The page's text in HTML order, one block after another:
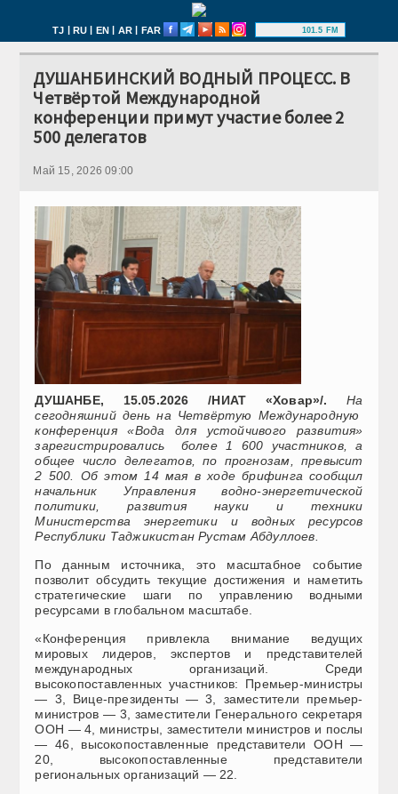
TJ | RU | EN | AR | FAR 101.5 FM
ДУШАНБИНСКИЙ ВОДНЫЙ ПРОЦЕСС. В
Четвёртой Международной
конференции примут участие более 2
500 делегатов
Май 15, 2026 09:00
ДУШАНБЕ, 15.05.2026 /НИАТ «Ховар»/.
На
сегодняшний день на Четвёртую Международную
конференция «Вода для устойчивого развития»
зарегистрировались более 1 600 участников, а
общее число делегатов, по прогнозам, превысит
2 500. Об этом 14 мая в ходе брифинга сообщил
начальник Управления водно-энергетической
политики, развития науки и техники
Министерства энергетики и водных ресурсов
Республики Таджикистан Рустам Абдуллоев.
По данным источника, это масштабное событие
позволит обсудить текущие достижения и наметить
стратегические шаги по управлению водными
ресурсами в глобальном масштабе.
«Конференция привлекла внимание ведущих
мировых лидеров, экспертов и представителей
международных организаций. Среди
высокопоставленных участников: Премьер-министры
— 3, Вице-президенты — 3, заместители премьер-
министров — 3, заместители Генерального секретаря
ООН — 4, министры, заместители министров и послы
— 46, высокопоставленные представители ООН —
20, высокопоставленные представители
региональных организаций — 22.